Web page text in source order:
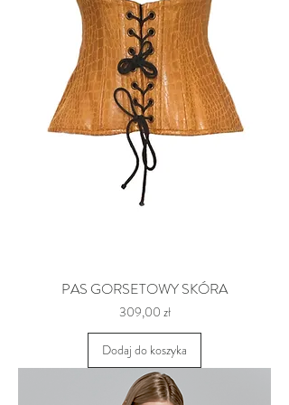
PAS GORSETOWY SKÓRA
Cena
309,00 zł
Dodaj do koszyka